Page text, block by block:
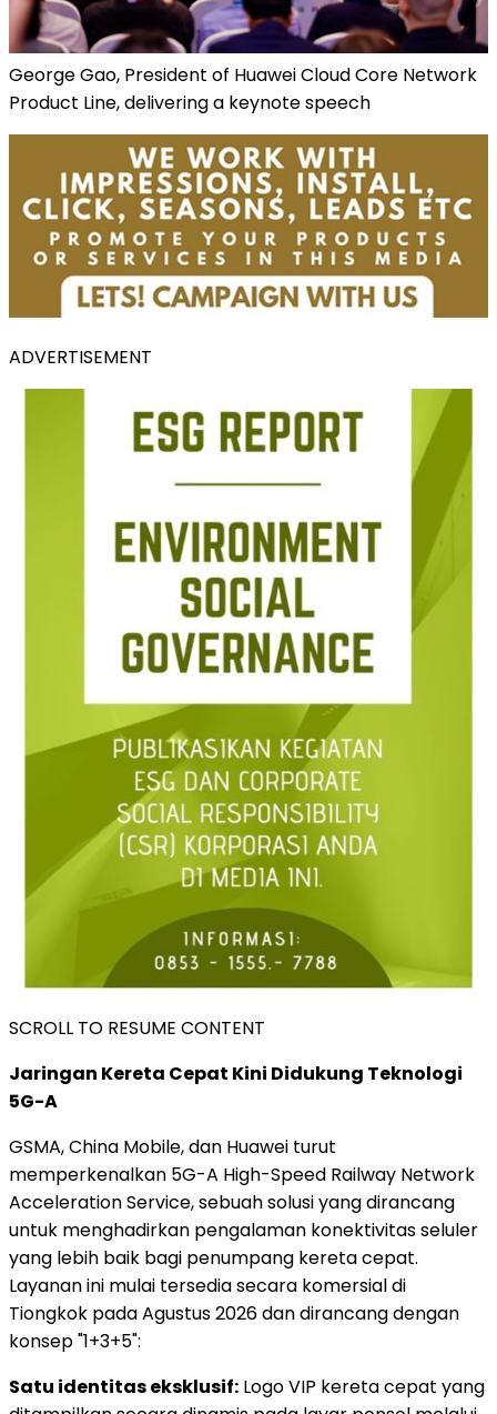
George Gao, President of Huawei Cloud Core Network
Product Line, delivering a keynote speech
ADVERTISEMENT
SCROLL TO RESUME CONTENT
Jaringan Kereta Cepat Kini Didukung Teknologi
5G-A
GSMA, China Mobile, dan Huawei turut
memperkenalkan 5G-A High-Speed Railway Network
Acceleration Service, sebuah solusi yang dirancang
untuk menghadirkan pengalaman konektivitas seluler
yang lebih baik bagi penumpang kereta cepat.
Layanan ini mulai tersedia secara komersial di
Tiongkok pada Agustus 2026 dan dirancang dengan
konsep "1+3+5":
Satu identitas eksklusif: Logo VIP kereta cepat yang